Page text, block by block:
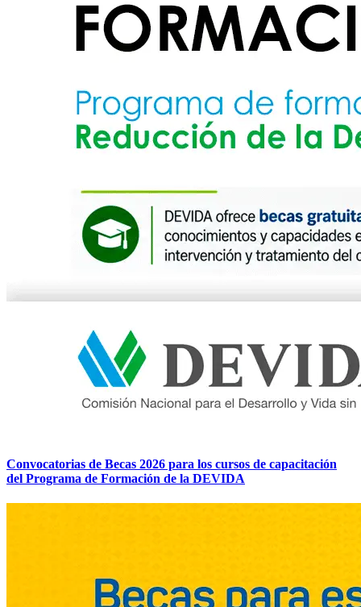
Convocatorias de Becas 2026 para los cursos de capacitación
del Programa de Formación de la DEVIDA